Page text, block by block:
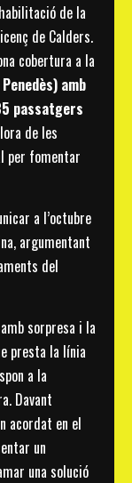
de la
de Calders.
cobertura a la
amb
passatgers
de les
per fomentar
a l’octubre
argumentant
del
sorpresa i la
presta la línia
a la
Davant
acordat en el
un
una solució